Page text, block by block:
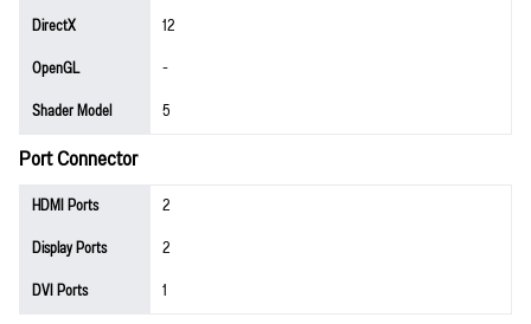
DirectX
12
OpenGL
-
Shader Model
5
Port Connector
HDMI Ports
2
Display Ports
2
DVI Ports
1